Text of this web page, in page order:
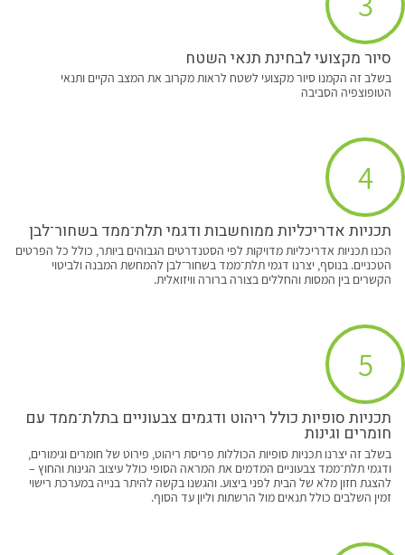
סיור מקצועי לבחינת תנאי השטח
בשלב זה הקמנו סיור מקצועי לשטח לראות מקרוב את המצב הקיים ותנאי
הטופוצפיה הסביבה
4
תכניות אדריכליות ממוחשבות ודגמי תלת־ממד בשחור־לבן
הכנו תכניות אדריכליות מדויקות לפי הסטנדרטים הגבוהים ביותר, כולל כל הפרטים
הטכניים. בנוסף, יצרנו דגמי תלת־ממד בשחור־לבן להמחשת המבנה ולביטוי
הקשרים בין המסות והחללים בצורה ברורה וויזואלית.
5
תכניות סופיות כולל ריהוט ודגמים צבעוניים בתלת־ממד עם
חומרים וגינות
בשלב זה יצרנו תכניות סופיות הכוללות פריסת ריהוט, פירוט של חומרים וגימורים,
ודגמי תלת־ממד צבעוניים המדמים את המראה הסופי כולל עיצוב הגינות והחוץ –
להצגת חזון מלא של הבית לפני ביצוע. והגשנו בקשה להיתר בנייה במערכת רישוי
זמין השלבים כולל תנאים מול הרשתות וליון עד הסוף.